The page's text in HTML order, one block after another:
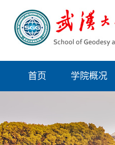
首页 学院概况